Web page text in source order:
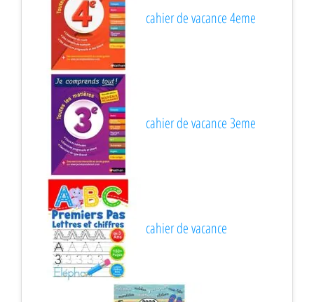
cahier de vacance 4eme
cahier de vacance 3eme
cahier de vacance